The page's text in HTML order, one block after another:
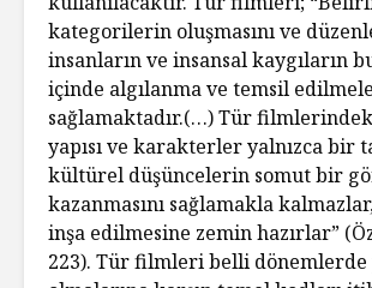
kategorilerin oluşmasını ve
insanların ve insansal kaygıların
içinde algılanma ve temsil
sağlamaktadır.(…) Tür
yapısı ve karakterler yalnızca bir
kültürel düşüncelerin somut bir
kazanmasını sağlamakla
inşa edilmesine zemin hazırlar”
223). Tür filmleri belli